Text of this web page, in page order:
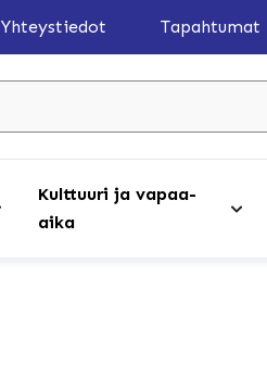
Yhteystiedot Tapahtumat
Kulttuuri ja vapaa-
aika